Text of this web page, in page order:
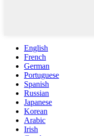
English
French
German
Portuguese
Spanish
Russian
Japanese
Korean
Arabic
Irish